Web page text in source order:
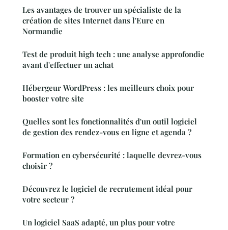
Les avantages de trouver un spécialiste de la
création de sites Internet dans l'Eure en
Normandie
Test de produit high tech : une analyse approfondie
avant d'effectuer un achat
Hébergeur WordPress : les meilleurs choix pour
booster votre site
Quelles sont les fonctionnalités d'un outil logiciel
de gestion des rendez-vous en ligne et agenda ?
Formation en cybersécurité : laquelle devrez-vous
choisir ?
Découvrez le logiciel de recrutement idéal pour
votre secteur ?
Un logiciel SaaS adapté, un plus pour votre